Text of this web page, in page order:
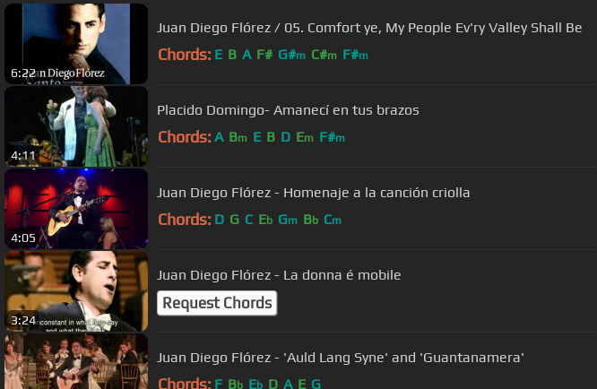
6:22
Juan Diego Flórez / 05. Comfort ye, My People Ev'ry Valley Shall Be
Chords: E B A F# G#m C#m F#m
4:11
Placido Domingo- Amanecí en tus brazos
Chords: A Bm E B D Em F#m
4:05
Juan Diego Flórez - Homenaje a la canción criolla
Chords: D G C Eb Gm Bb Cm
3:24
Juan Diego Flórez - La donna é mobile
Request Chords
Juan Diego Flórez - 'Auld Lang Syne' and 'Guantanamera'
Chords: F Bb Eb D A E G